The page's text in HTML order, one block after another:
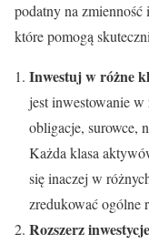
podatny na
które pomogą
Inwestuj w różne
jest inwestowanie
obligacje, surowce,
Każda klasa
się inaczej w
zredukować ogólne
Rozszerz